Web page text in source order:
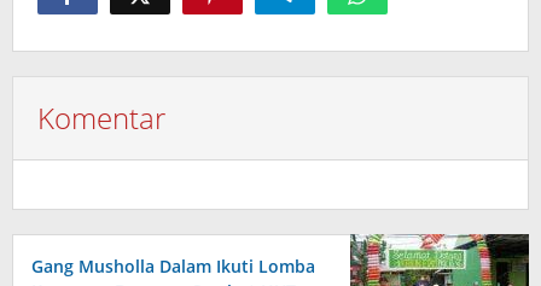
Komentar
Gang Musholla Dalam Ikuti Lomba